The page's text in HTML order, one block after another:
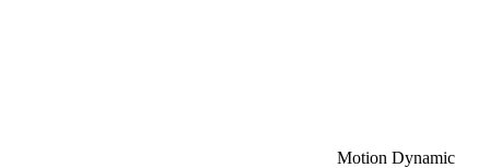
Motion Dynamic